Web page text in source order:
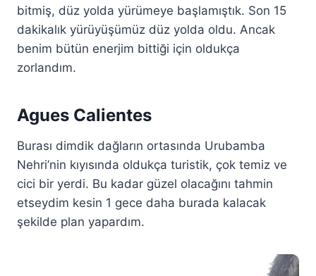
bitmiş, düz yolda yürümeye başlamıştık. Son 15
dakikalık yürüyüşümüz düz yolda oldu. Ancak
benim bütün enerjim bittiği için oldukça
zorlandım.
Agues Calientes
Burası dimdik dağların ortasında Urubamba
Nehri’nin kıyısında oldukça turistik, çok temiz ve
cici bir yerdi. Bu kadar güzel olacağını tahmin
etseydim kesin 1 gece daha burada kalacak
şekilde plan yapardım.